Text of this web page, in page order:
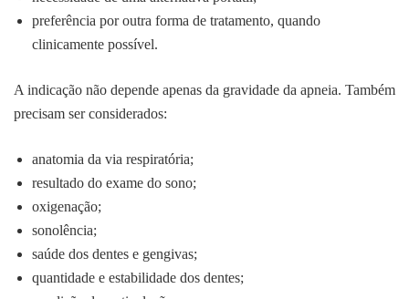
preferência por outra forma de tratamento, quando
clinicamente possível.
A indicação não depende apenas da gravidade da apneia. Também
precisam ser considerados:
anatomia da via respiratória;
resultado do exame do sono;
oxigenação;
sonolência;
saúde dos dentes e gengivas;
quantidade e estabilidade dos dentes;